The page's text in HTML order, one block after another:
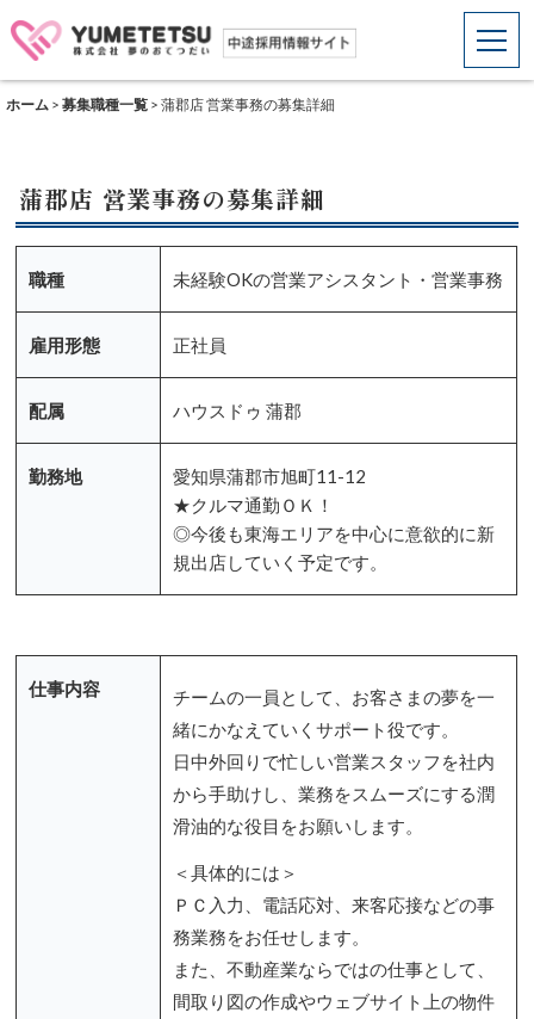
ホーム > 募集職種一覧 > 蒲郡店 営業事務の募集詳細
蒲郡店 営業事務の募集詳細
職種 未経験OKの営業アシスタント・営業事務
雇用形態 正社員
配属 ハウスドゥ 蒲郡
勤務地
愛知県蒲郡市旭町11-12
★クルマ通勤ＯＫ！
◎今後も東海エリアを中心に意欲的に新
規出店していく予定です。
仕事内容
チームの一員として、お客さまの夢を一
緒にかなえていくサポート役です。
日中外回りで忙しい営業スタッフを社内
から手助けし、業務をスムーズにする潤
滑油的な役目をお願いします。
＜具体的には＞
ＰＣ入力、電話応対、来客応接などの事
務業務をお任せします。
また、不動産業ならではの仕事として、
間取り図の作成やウェブサイト上の物件